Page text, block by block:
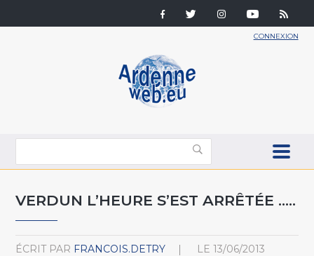
CONNEXION
VERDUN L’HEURE S’EST ARRÊTÉE …..
ÉCRIT PAR FRANCOIS.DETRY LE 13/06/2013